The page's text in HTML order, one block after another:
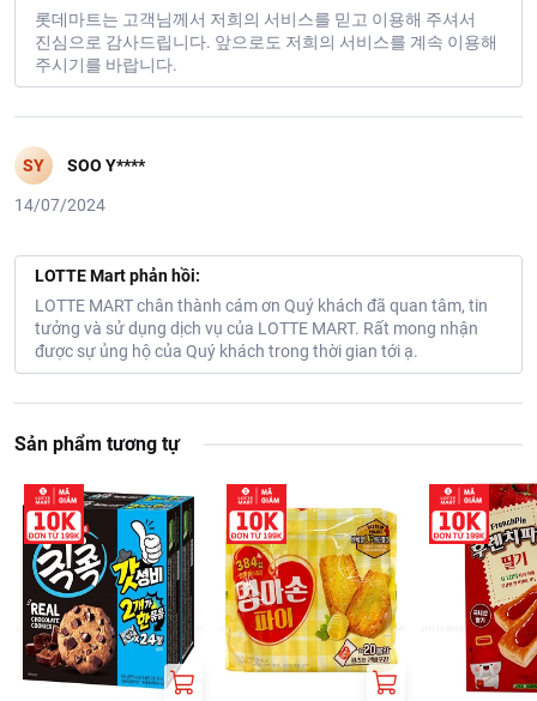
롯데마트는 고객님께서 저희의 서비스를 믿고 이용해 주셔서
진심으로 감사드립니다. 앞으로도 저희의 서비스를 계속 이용해
주시기를 바랍니다.
SY SOO Y****
14/07/2024
LOTTE Mart phản hồi:
LOTTE MART chân thành cám ơn Quý khách đã quan tâm, tin
tưởng và sử dụng dịch vụ của LOTTE MART. Rất mong nhận
được sự ủng hộ của Quý khách trong thời gian tới ạ.
Sản phẩm tương tự